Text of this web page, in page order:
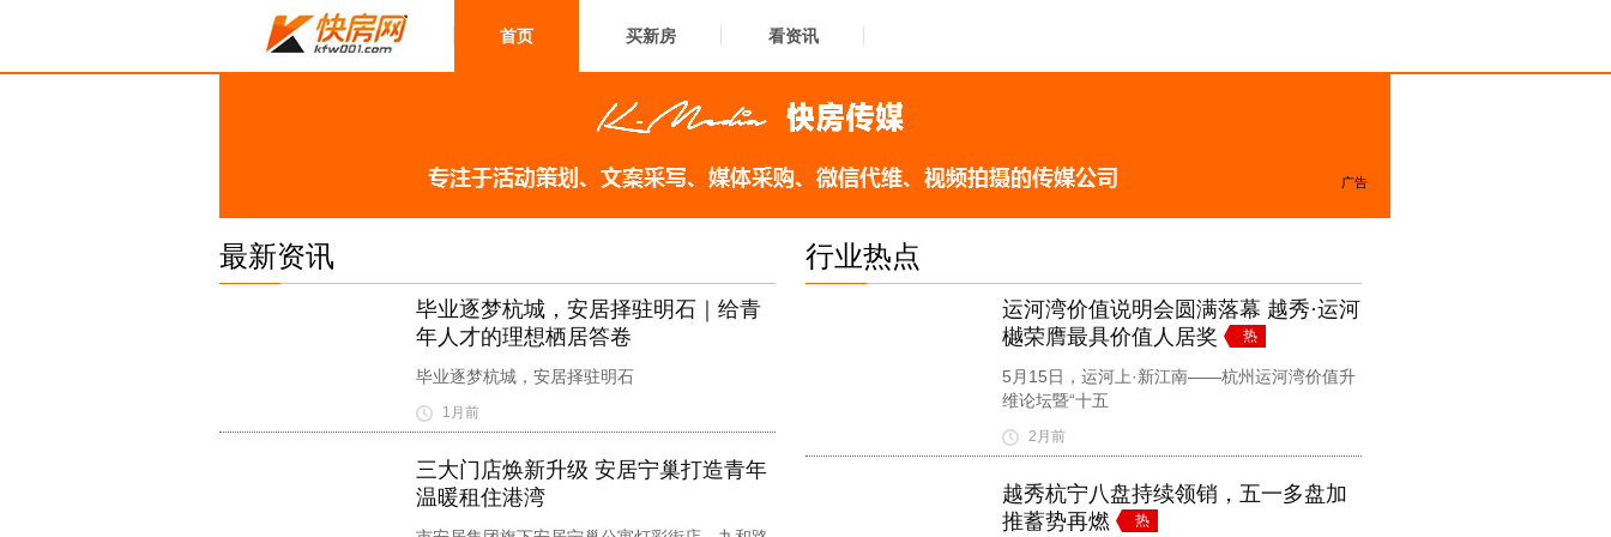
首页 买新房 看资讯
广告
最新资讯
毕业逐梦杭城，安居择驻明石｜给青
年人才的理想栖居答卷
毕业逐梦杭城，安居择驻明石
1月前
三大门店焕新升级 安居宁巢打造青年
温暖租住港湾
行业热点
运河湾价值说明会圆满落幕 越秀·运河
樾荣膺最具价值人居奖
热
5月15日，运河上·新江南——杭州运河湾价值升
维论坛暨“十五
2月前
越秀杭宁八盘持续领销，五一多盘加
推蓄势再燃
热